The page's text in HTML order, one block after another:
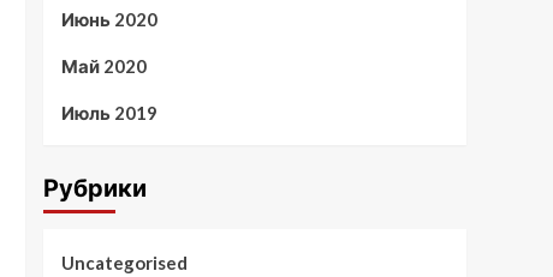
Июнь 2020
Май 2020
Июль 2019
Рубрики
Uncategorised